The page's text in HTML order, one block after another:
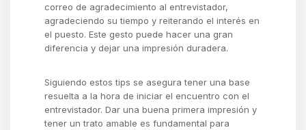
correo de agradecimiento al entrevistador,
agradeciendo su tiempo y reiterando el interés en
el puesto. Este gesto puede hacer una gran
diferencia y dejar una impresión duradera.
Siguiendo estos tips se asegura tener una base
resuelta a la hora de iniciar el encuentro con el
entrevistador. Dar una buena primera impresión y
tener un trato amable es fundamental para